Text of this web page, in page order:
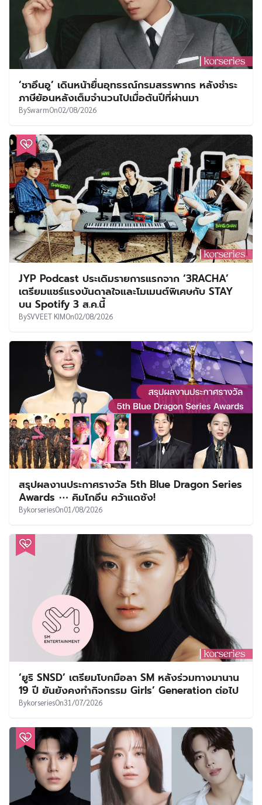
‘ชาอึนอู’ เดินหน้ายื่นอุทธรณ์กรมสรรพากร หลังชำระ
ภาษีย้อนหลังเต็มจำนวนไปเมื่อต้นปีที่ผ่านมา
BySwarmOn02/08/2026
JYP Podcast ประเดิมรายการแรกจาก ‘3RACHA’
เตรียมแชร์แรงบันดาลใจและโมเมนต์พิเศษกับ STAY
บน Spotify 3 ส.ค.นี้
BySVVEET KIMOn02/08/2026
สรุปผลงานประกาศรางวัล 5th Blue Dragon Series
Awards ⋯ คิมโกอึน คว้าแดซัง!
BykorseriesOn01/08/2026
‘ยูริ SNSD’ เตรียมโบกมือลา SM หลังร่วมทางมานาน
19 ปี ยันยังคงทำกิจกรรม Girls’ Generation ต่อไป
BykorseriesOn31/07/2026